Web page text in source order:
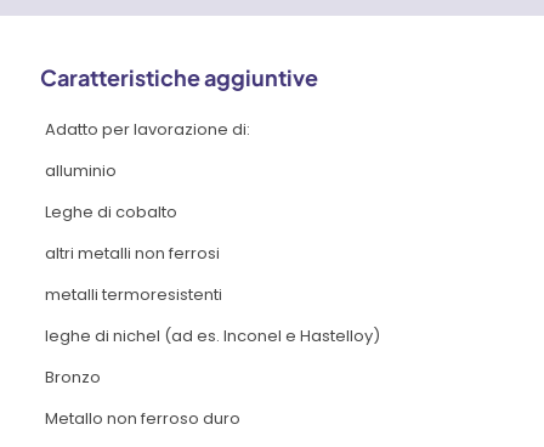
Caratteristiche aggiuntive
Adatto per lavorazione di:
alluminio
Leghe di cobalto
altri metalli non ferrosi
metalli termoresistenti
leghe di nichel (ad es. Inconel e Hastelloy)
Bronzo
Metallo non ferroso duro